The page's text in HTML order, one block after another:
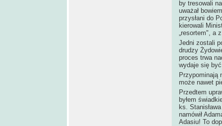
by tresowali
uważał
przysłani do
kierowali
„resortem", a
Jedni zostali
drudzy
proces trwa
wydaje się
Przypominają
może nawet
Przedtem
byłem
ks.
namówił
Adasiu! To